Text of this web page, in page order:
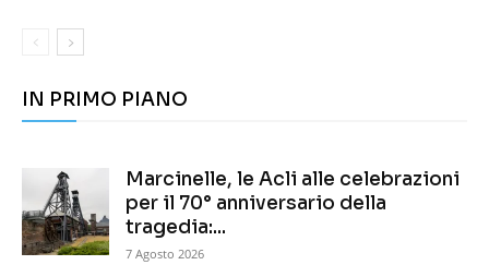
IN PRIMO PIANO
Marcinelle, le Acli alle celebrazioni
per il 70° anniversario della
tragedia:...
7 Agosto 2026